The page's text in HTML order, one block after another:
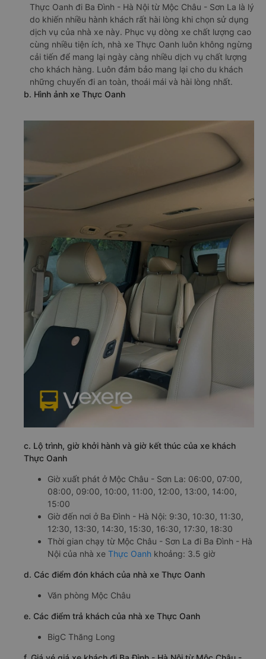
Thực Oanh đi Ba Đình - Hà Nội từ Mộc Châu - Sơn La là lý
do khiến nhiều hành khách rất hài lòng khi chọn sử dụng
dịch vụ của nhà xe này. Phục vụ dòng xe chất lượng cao
cùng nhiều tiện ích, nhà xe Thực Oanh luôn không ngừng
cải tiến để mang lại ngày càng nhiều dịch vụ chất lượng
cho khách hàng. Luôn đảm bảo mang lại cho du khách
những chuyến đi an toàn, thoái mái và hài lòng nhất.
b. Hình ảnh xe Thực Oanh
c. Lộ trình, giờ khởi hành và giờ kết thúc của xe khách
Thực Oanh
Giờ xuất phát ở Mộc Châu - Sơn La: 06:00, 07:00,
08:00, 09:00, 10:00, 11:00, 12:00, 13:00, 14:00,
15:00
Giờ đến nơi ở Ba Đình - Hà Nội: 9:30, 10:30, 11:30,
12:30, 13:30, 14:30, 15:30, 16:30, 17:30, 18:30
Thời gian chạy từ Mộc Châu - Sơn La đi Ba Đình - Hà
Nội của nhà xe Thực Oanh khoảng: 3.5 giờ
d. Các điểm đón khách của nhà xe Thực Oanh
Văn phòng Mộc Châu
e. Các điểm trả khách của nhà xe Thực Oanh
BigC Thăng Long